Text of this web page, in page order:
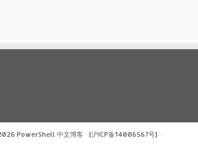
PowerShell 中文博客 · [沪ICP备14006567号] ·